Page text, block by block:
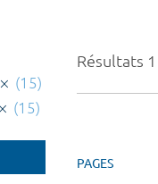
Résultats
PAGES
(15)
(15)